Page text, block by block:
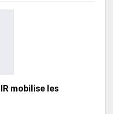
mobilise les